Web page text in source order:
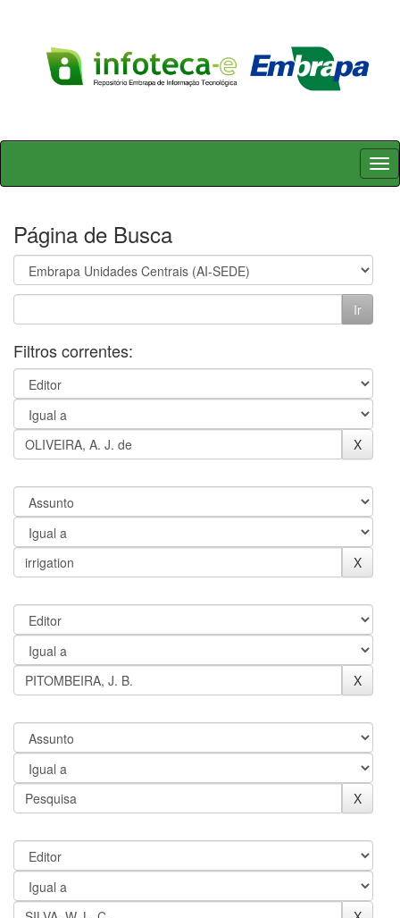
Skip
Página de Busca
Filtros correntes: